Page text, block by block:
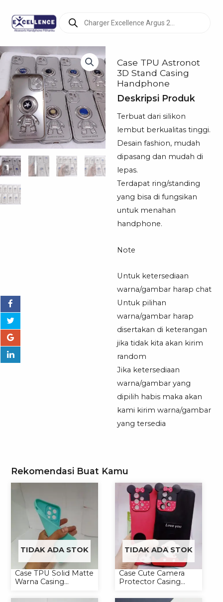
search
Case TPU Astronot
3D Stand Casing
Handphone
Deskripsi Produk
Terbuat dari silikon
lembut berkualitas tinggi.
Desain fashion, mudah
dipasang dan mudah di
lepas.
Terdapat ring/standing
yang bisa di fungsikan
untuk menahan
handphone.
Note
Untuk ketersediaan
warna/gambar harap chat
Untuk pilihan
warna/gambar harap
disertakan di keterangan
jika tidak kita akan kirim
random
Jika ketersediaan
warna/gambar yang
dipilih habis maka akan
kami kirim warna/gambar
yang tersedia
Rekomendasi Buat Kamu
TIDAK ADA STOK
Case TPU Solid Matte
Warna Casing
TIDAK ADA STOK
Case Cute Camera
Protector Casing